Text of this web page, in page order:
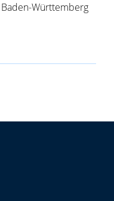
Württemberg